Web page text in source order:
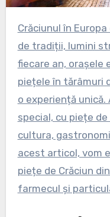
Crăciunul în Europa este un moment magic, plin
de tradiții, lumini
fiecare an, orașele
piețele în tărâmuri
o experiență
special, cu piețe
cultura,
acest articol, vom
piețe de Crăciun
farmecul și